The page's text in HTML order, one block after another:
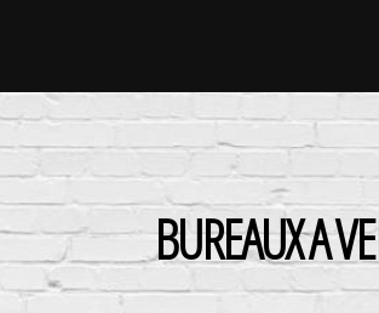
BUREAUX A